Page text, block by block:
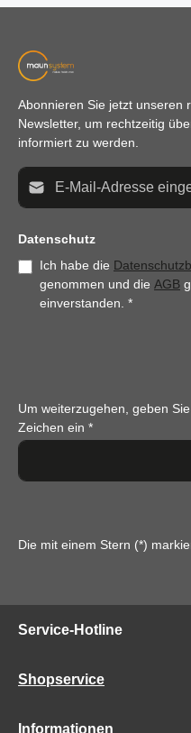
Abonnieren Sie jetzt unseren
Newsletter, um rechtzeitig
informiert zu werden.
E-Mail-Adresse*
Datenschutz
Ich habe die
genommen und die AGB
einverstanden. *
Um weiterzugehen, geben
Zeichen ein *
Die mit einem Stern (*)
Service-Hotline
Shopservice
Informationen